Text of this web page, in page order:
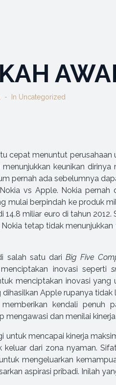
In Uncategorized
cepat menuntut
keunikan
pernah ada sebelumnya
vs Apple. Nokia pernah
mulai berpindah ke produk
14.8 miliar euro di tahun
Nokia tetap tidak
salah satu dariBig Five
inovasi seperti
menciptakan inovasi
Apple rupanya
kendali penuh
dan menilai
untuk mencapai kinerja
keluar dari zona nyaman.
mengeluarkan
aspirasi pribadi. Inilah